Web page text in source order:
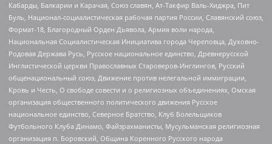
Кабарды, Балкарии и Карачая, Союз славян, Ат-Такфир Валь-Хиджра, Пит
Буль, Национал-социалистическая рабочая партия России, Славянский союз,
Формат-18, Благородный Орден Дьявола, Армия воли народа,
Национальная Социалистическая Инициатива города Череповца, Духовно-
Родовая Держава Русь, Русское национальное единство, Древнерусской
Инглистической церкви Православных Староверов-Инглингов, Русский
общенациональный союз, Движение против нелегальной иммиграции,
Кровь и Честь, О свободе совести и о религиозных объединениях, Омская
организация общественного политического движения Русское
национальное единство, Северное Братство, Клуб Болельщиков
Футбольного Клуба Динамо, Файзрахманисты, Мусульманская религиозная
организация п. Боровский, Община Коренного Русского народа